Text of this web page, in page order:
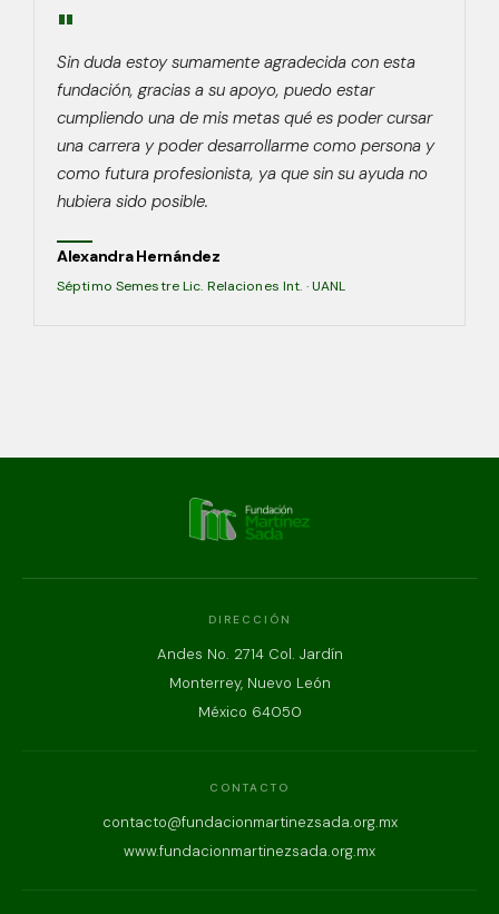
"
Sin duda estoy sumamente agradecida con esta
fundación, gracias a su apoyo, puedo estar
cumpliendo una de mis metas qué es poder cursar
una carrera y poder desarrollarme como persona y
como futura profesionista, ya que sin su ayuda no
hubiera sido posible.
Alexandra Hernández
Séptimo Semestre Lic. Relaciones Int. · UANL
DIRECCIÓN
Andes No. 2714 Col. Jardín
Monterrey, Nuevo León
México 64050
CONTACTO
contacto@fundacionmartinezsada.org.mx
www.fundacionmartinezsada.org.mx